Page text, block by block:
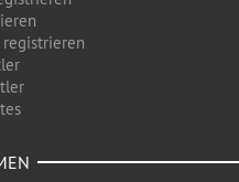
registrieren